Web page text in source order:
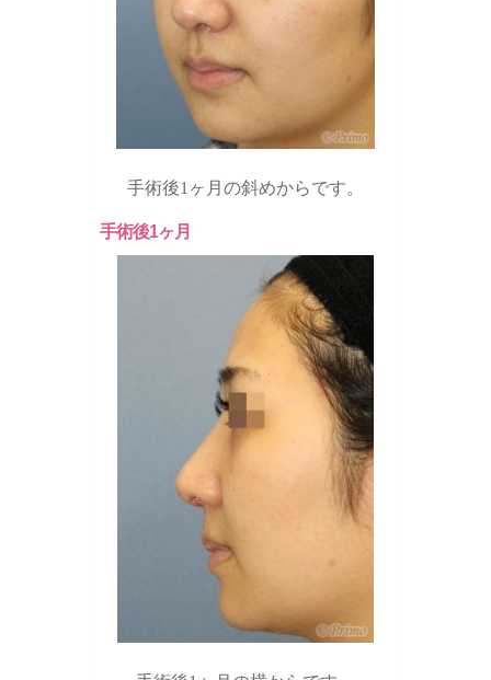
手術後1ヶ月の斜めからです。
手術後1ヶ月